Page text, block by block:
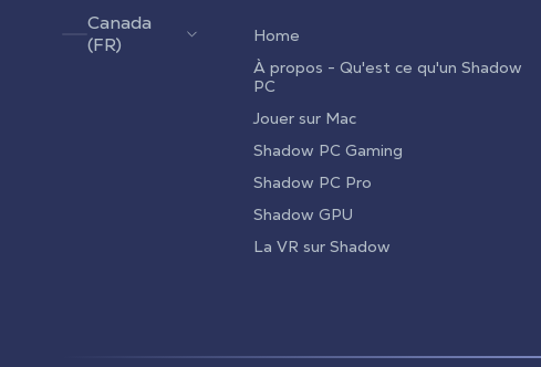
Canada
(FR)
Home
À propos - Qu'est ce qu'un Shadow
PC
Jouer sur Mac
Shadow PC Gaming
Shadow PC Pro
Shadow GPU
La VR sur Shadow